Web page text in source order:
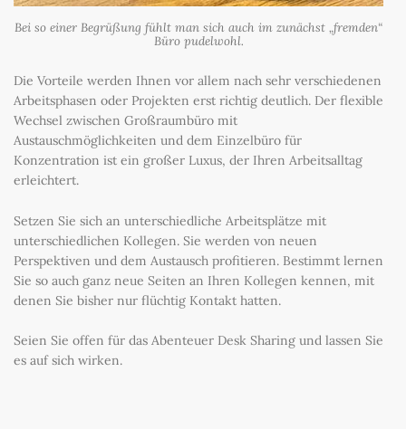
Bei so einer Begrüßung fühlt man sich auch im zunächst „fremden“
Büro pudelwohl.
Die Vorteile werden Ihnen vor allem nach sehr verschiedenen
Arbeitsphasen oder Projekten erst richtig deutlich. Der flexible
Wechsel zwischen Großraumbüro mit
Austauschmöglichkeiten und dem Einzelbüro für
Konzentration ist ein großer Luxus, der Ihren Arbeitsalltag
erleichtert.
Setzen Sie sich an unterschiedliche Arbeitsplätze mit
unterschiedlichen Kollegen. Sie werden von neuen
Perspektiven und dem Austausch profitieren. Bestimmt lernen
Sie so auch ganz neue Seiten an Ihren Kollegen kennen, mit
denen Sie bisher nur flüchtig Kontakt hatten.
Seien Sie offen für das Abenteuer Desk Sharing und lassen Sie
es auf sich wirken.